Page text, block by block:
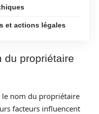
et actions légales
du propriétaire
le nom du propriétaire
facteurs influencent